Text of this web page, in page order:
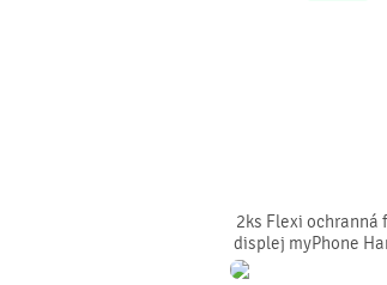
2ks Flexi ochranná
displej myPhone